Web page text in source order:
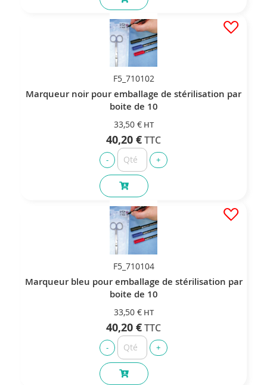
F5_710102
Marqueur noir pour emballage de stérilisation par
boite de 10
33,50 €
40,20 €
F5_710104
Marqueur bleu pour emballage de stérilisation par
boite de 10
33,50 €
40,20 €